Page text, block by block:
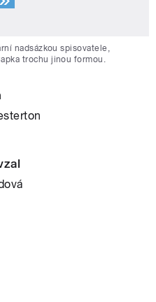
nadsázkou spisovatele,
trochu jinou formou.